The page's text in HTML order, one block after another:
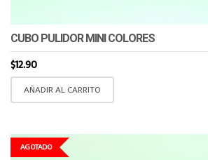
CUBO PULIDOR MINI COLORES
$12.90
AÑADIR AL CARRITO
AGOTADO